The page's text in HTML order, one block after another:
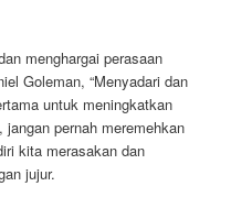
menghargai perasaan
Goleman, “Menyadari dan
untuk meningkatkan
pernah meremehkan
kita merasakan dan
jujur.